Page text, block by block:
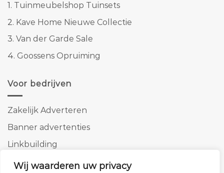
Wij waarderen uw privacy
1. Tuinmeubelshop Tuinsets
2. Kave Home Nieuwe Collectie
3. Van der Garde Sale
4. Goossens Opruiming
Voor bedrijven
Zakelijk Adverteren
Banner advertenties
Linkbuilding
SEO copywriting